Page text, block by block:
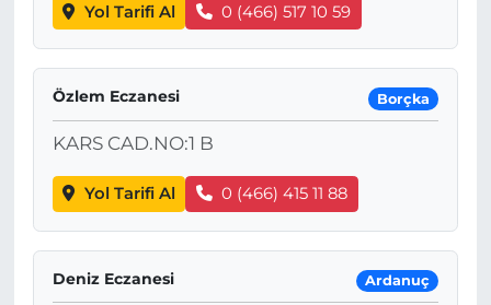
Yol Tarifi Al 0 (466) 517 10 59
Özlem Eczanesi Borçka
KARS CAD.NO:1 B
Yol Tarifi Al 0 (466) 415 11 88
Deniz Eczanesi Ardanuç